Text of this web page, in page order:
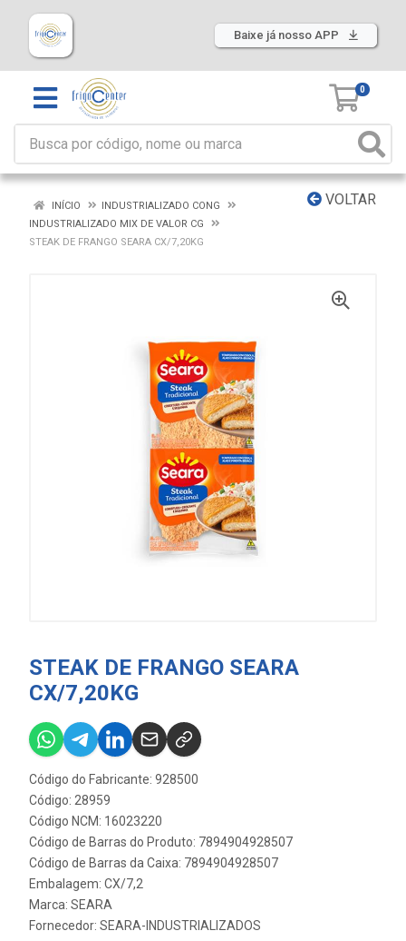
Baixe já nosso APP
0
VOLTAR
INÍCIO
INDUSTRIALIZADO CONG
INDUSTRIALIZADO MIX DE VALOR CG
STEAK DE FRANGO SEARA CX/7,20KG
STEAK DE FRANGO SEARA
CX/7,20KG
Código do Fabricante: 928500
Código: 28959
Código NCM: 16023220
Código de Barras do Produto: 7894904928507
Código de Barras da Caixa: 7894904928507
Embalagem: CX/7,2
Marca: SEARA
Fornecedor: SEARA-INDUSTRIALIZADOS